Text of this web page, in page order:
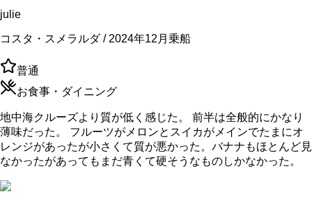
julie
コスタ・スメラルダ / 2024年12月乗船
普通
お食事・ダイニング
地中海クルーズより質が低く感じた。 前半は全般的にかなり
薄味だった。 フルーツがメロンとスイカがメインでたまにオ
レンジがあったが小さくて質が悪かった。バナナもほとんど見
なかったがあってもまだ青くて硬そうなものしかなかった。